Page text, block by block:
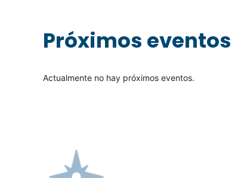
Próximos eventos
Actualmente no hay próximos eventos.